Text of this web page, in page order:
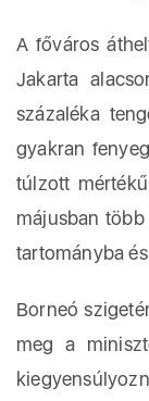
A főváros
Jakarta
százaléka
gyakran
túlzott
májusban
tartományba
Borneó
meg a